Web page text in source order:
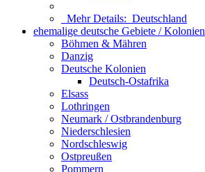
Mehr Details: Deutschland
ehemalige deutsche Gebiete / Kolonien
Böhmen & Mähren
Danzig
Deutsche Kolonien
Deutsch-Ostafrika
Elsass
Lothringen
Neumark / Ostbrandenburg
Niederschlesien
Nordschleswig
Ostpreußen
Pommern